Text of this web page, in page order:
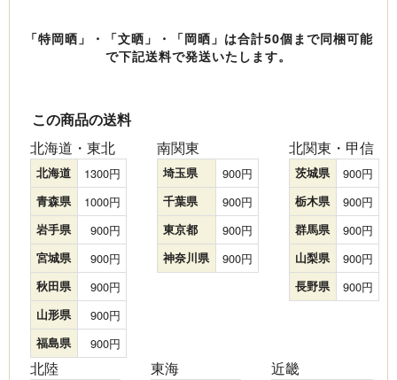
「特岡晒」・「文晒」・「岡晒」は合計50個まで同梱可能
で下記送料で発送いたします。
この商品の送料
北海道・東北
北海道 1300
青森県 1000
岩手県 900
宮城県 900
秋田県 900
山形県 900
福島県 900
南関東
埼玉県 900
千葉県 900
東京都 900
神奈川県 900
北関東・甲信
茨城県 900
栃木県 900
群馬県 900
山梨県 900
長野県 900
北陸 東海 近畿